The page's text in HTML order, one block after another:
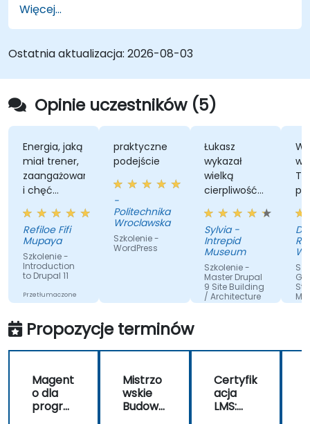
podstawowe zasady instalacji WordPress,
zarządzania treścią za pomocą wpisów, stron i
mediów oraz opcji konfiguracji. Prezentuje
sprawdzone metody wyboru między
WordPress.com a WordPress.org, wyboru i
dostosowywania motywów, zarządzania
wtyczkami oraz konfiguracji ustawień strony.
Pomaga osobom w tworzeniu i utrzymywaniu
własnych stron internetowych z pewnością
siebie.
Więcej...
Ostatnia aktualizacja: 2026-08-03
Opinie uczestników (5)
jaką
trener,
Fifi
-
Drupal 11
praktyczne
podejście
Politechnika
Wroclawska
Szkolenie -
WordPress
Łukasz
wykazał
wielką
cierpliwość i
dokładnie
odpowiedział
na wszystkie
pytania.
Sylvia -
Intrepid
Museum
Szkolenie -
Master Drupal
9 Site Building
/ Architecture
przez sztuczną
wiedza
Trenera,
sposób
Donata
Polska
spolka z
Szkolenie
Getting
Started
Magento
Propozycje terminów
Magent
o dla
progra
Mistrzo
wskie
Budowa
Certyfik
acja
LMS: